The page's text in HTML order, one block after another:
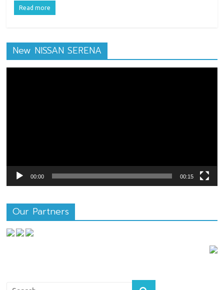
Read more
New NISSAN SERENA
00:00 00:15
Our Partners